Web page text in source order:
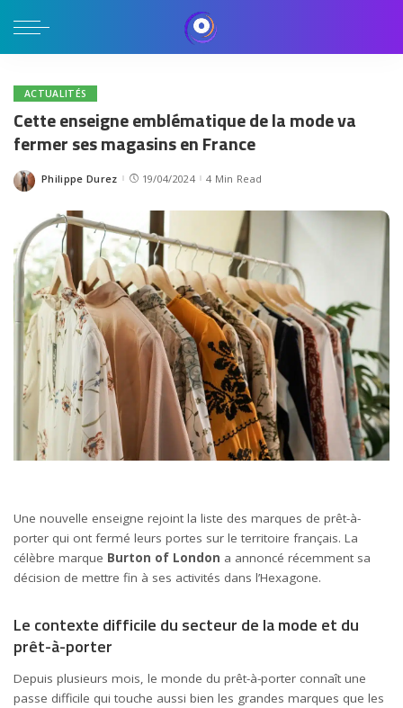
ACTUALITÉS
Cette enseigne emblématique de la mode va
fermer ses magasins en France
Posted
Philippe Durez 19/04/2024 4 Min Read
Une nouvelle enseigne rejoint la liste des marques de prêt-à-
porter qui ont fermé leurs portes sur le territoire français. La
célèbre marque Burton of London a annoncé récemment sa
décision de mettre fin à ses activités dans l’Hexagone.
Le contexte difficile du secteur de la mode et du
prêt-à-porter
Depuis plusieurs mois, le monde du prêt-à-porter connaît une
passe difficile qui touche aussi bien les grandes marques que les